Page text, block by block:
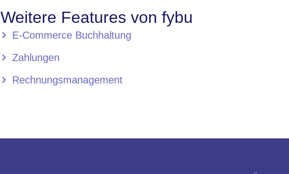
Weitere Features von fybu
E-Commerce Buchhaltung
Zahlungen
Rechnungsmanagement